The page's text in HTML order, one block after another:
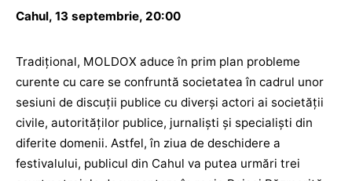
Cahul, 13 septembrie, 20:00
Tradițional, MOLDOX aduce în prim plan probleme
curente cu care se confruntă societatea în cadrul unor
sesiuni de discuții publice cu diverși actori ai societății
civile, autorităților publice, jurnaliști și specialiști din
diferite domenii. Astfel, în ziua de deschidere a
festivalului, publicul din Cahul va putea urmări trei